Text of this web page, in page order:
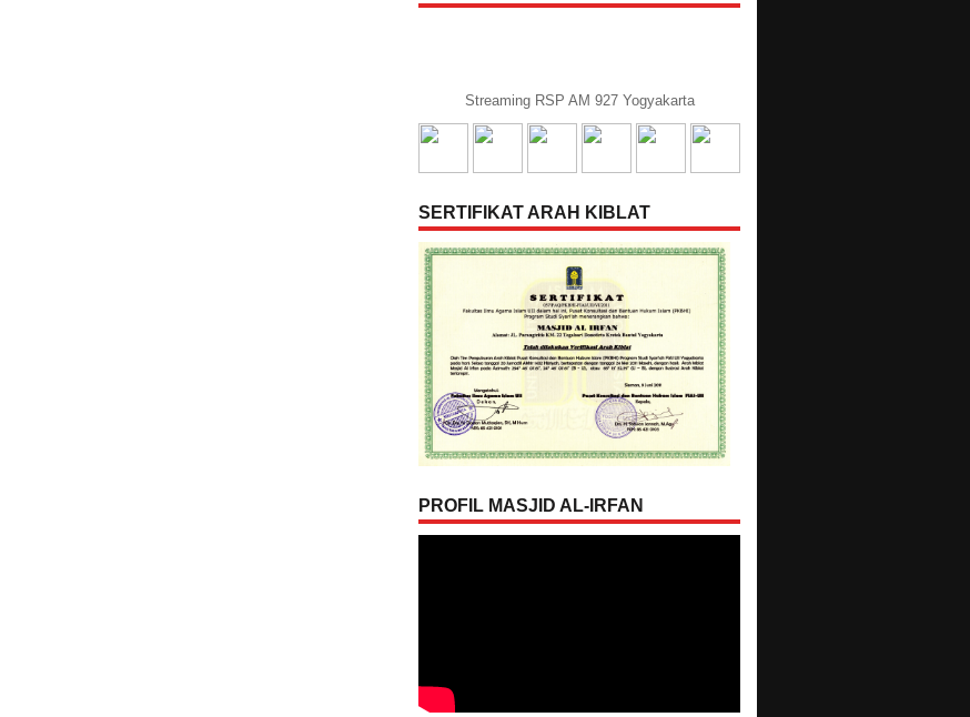
Streaming RSP AM 927 Yogyakarta
SERTIFIKAT ARAH KIBLAT
PROFIL MASJID AL-IRFAN